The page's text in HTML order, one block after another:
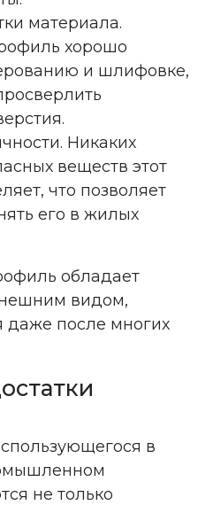
материала.
хорошо
и шлифовке,
Никаких
веществ этот
что позволяет
его в жилых
обладает
видом,
даже после многих
в
не только